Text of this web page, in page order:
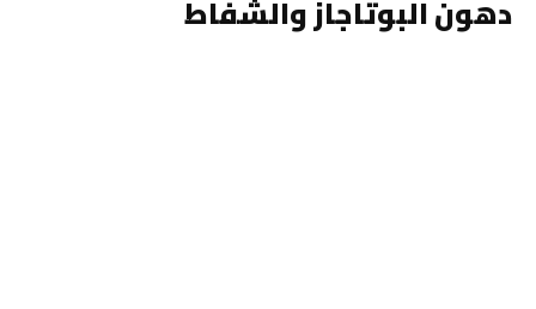
دهون البوتاجاز والشفاط